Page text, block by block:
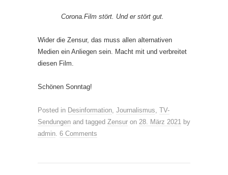
Corona.Film stört. Und er stört gut.
Wider die Zensur, das muss allen alternativen
Medien ein Anliegen sein. Macht mit und verbreitet
diesen Film.
Schönen Sonntag!
Posted in Desinformation, Journalismus, TV-
Sendungen and tagged Zensur on 28. März 2021 by
admin. 6 Comments